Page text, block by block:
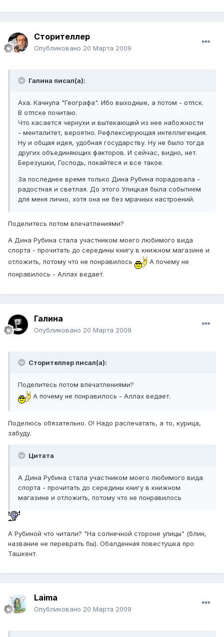
Сторителлер
Опубликовано 20 Марта 2009
Галина писал(а):
Аха. Качнула "Географа". Ибо выходные, а потом - отпск.
В отпске почитаю.
Что касается чернухи и вытекающей из нее набожности
- менталитет, вероятно. Рефлексирующая интеллигенция.
Ну и общая идея, удобная государству. Ну не было тогда
других объединяющих факторов. И сейчас, видно, нет.
Березушки, Господь, покайтеся и все такое.
За последнее время только Дина Рубина порадовала -
радостная и светлая. До этого Улицкая была событием
для меня лично, хотя она не без мрачных настроений.
Поделитесь потом впечатлениями?
А Дина Рубина стала участником моего любимого вида
спорта - прочитать до середины книгу в книжном магазине и
отложить, потому что не понравилось
А почему не
понравилось - Аллах ведает.
Галина
Опубликовано 20 Марта 2009
Сторителлер писал(а):
Поделитесь потом впечатлениями?
А почему не понравилось - Аллах ведает.
Поделюсь обязательно. О! Надо распечатать, а то, курица,
забуду.
Цитата
А Дина Рубина стала участником моего любимого вида
спорта - прочитать до середины книгу в книжном
магазине и отложить, потому что не понравилось
А Рубиной что читали? "На солнечной стороне улицы" (блин,
название не переврать бы). Обалденная повестушка про
Ташкент.
Laimа
Опубликовано 20 Марта 2009